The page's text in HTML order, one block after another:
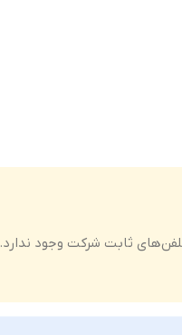
ثابت شرکت وجود ندارد.